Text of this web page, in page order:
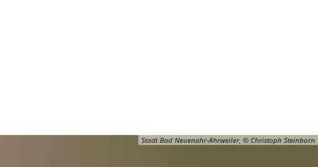
Stadt Bad Neuenahr-Ahrweiler, © Christoph Steinborn